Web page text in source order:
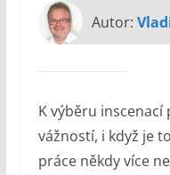
Autor:
K výběru
vážností, i když je
práce někdy více